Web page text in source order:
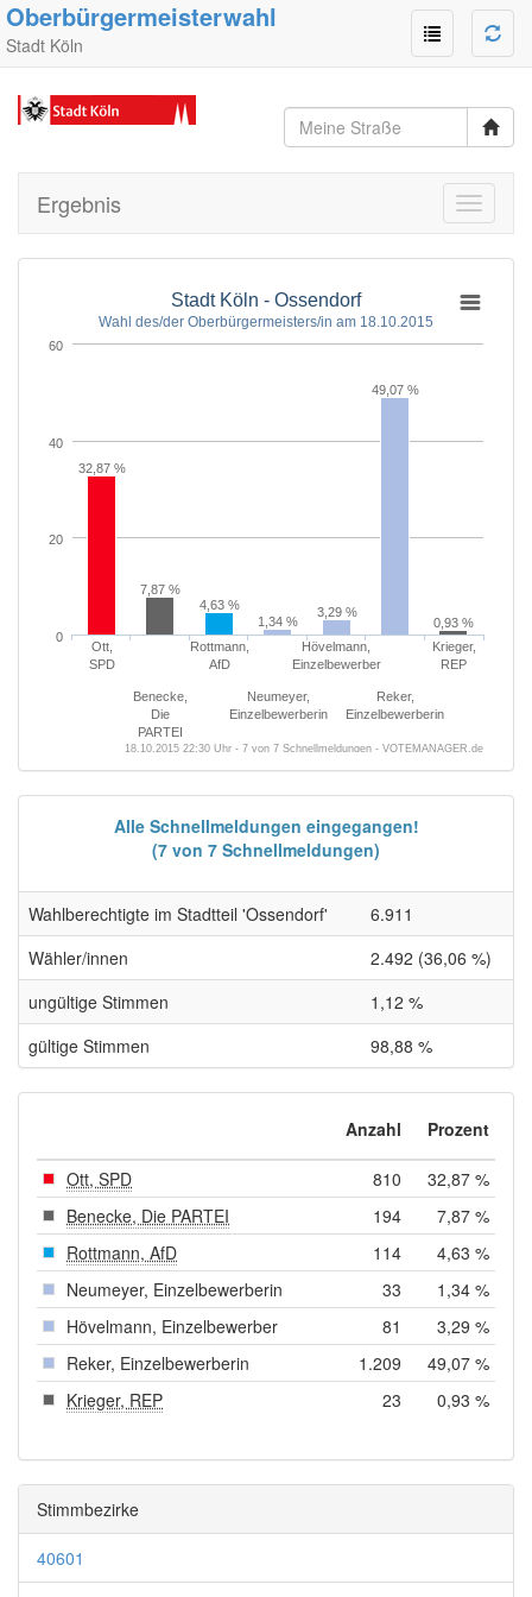
Oberbürgermeisterwahl
Stadt Köln
Toggle
Ergebnis
Stadt Köln - Ossendorf
Wahl des/der Oberbürgermeisters/in am 18.10.2015
32,87 %
7,87 %
4,63 %
1,34 %
3,29 %
49,07 %
0,93 %
Ott,
SPD
Benecke,
Die
PARTEI
Rottmann,
AfD
Neumeyer,
Einzelbewerberin
Hövelmann,
Einzelbewerber
Reker,
Einzelbewerberin
Krieger,
REP
0
20
40
60
18.10.2015 22:30 Uhr - 7 von 7 Schnellmeldungen - VOTEMANAGER.de
Alle Schnellmeldungen eingegangen!
(7 von 7 Schnellmeldungen)
Wahlberechtigte im Stadtteil 'Ossendorf'
6.911
Wähler/innen
2.492 (36,06 %)
ungültige Stimmen
1,12 %
gültige Stimmen
98,88 %
Anzahl Prozent
Ott, SPD 810
32,87 %
Benecke, Die PARTEI
194
7,87 %
Rottmann, AfD
114
4,63 %
Neumeyer, Einzelbewerberin
33
1,34 %
Hövelmann, Einzelbewerber
81
3,29 %
Reker, Einzelbewerberin
1.209
49,07 %
Krieger, REP
23 0,93 %
Stimmbezirke
40601